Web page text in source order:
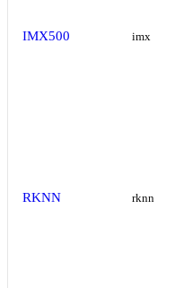
IMX500 imx
RKNN rknn